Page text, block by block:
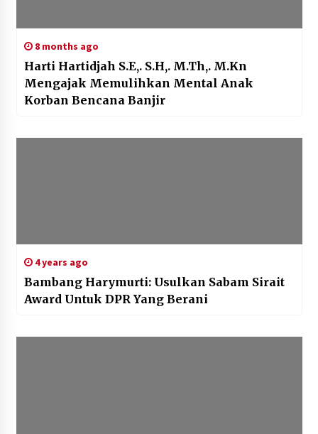
8 months ago
Harti Hartidjah S.E,. S.H,. M.Th,. M.Kn
Mengajak Memulihkan Mental Anak
Korban Bencana Banjir
4 years ago
Bambang Harymurti: Usulkan Sabam Sirait
Award Untuk DPR Yang Berani